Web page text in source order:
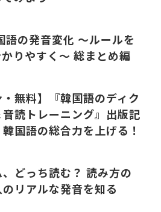
語の発音変化 〜ルールを
りやすく〜 総まとめ編
・無料】『韓国語のディク
読トレーニング』出版記
国語の総合力を上げる！
どっち読む？ 読み方の
リアルな発音を知る